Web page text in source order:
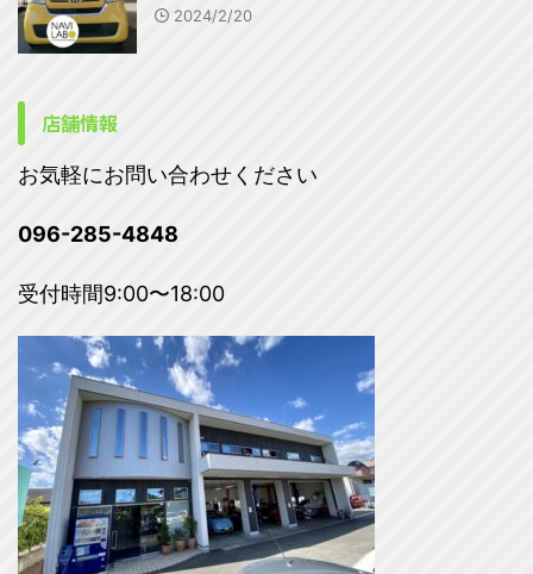
2024/2/20
店舗情報
お気軽にお問い合わせください
096-285-4848
受付時間9:00〜18:00